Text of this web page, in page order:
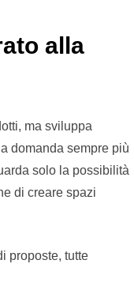
alla
ma sviluppa
domanda sempre più
solo la possibilità
di creare spazi
proposte, tutte